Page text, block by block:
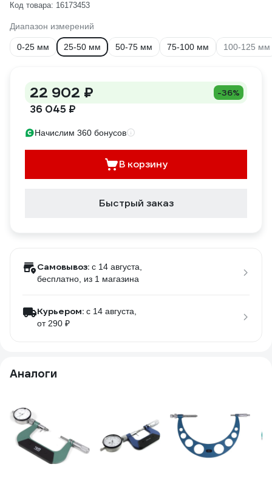
Код товара: 16173453
Диапазон измерений
0-25 мм 25-50 мм 50-75 мм 75-100 мм 100-125 мм
22 902 ₽ -36%
36 045 ₽
Начислим 360 бонусов
В корзину
Быстрый заказ
Самовывоз: c 14 августа,
бесплатно , из 1 магазина
Курьером: c 14 августа,
от 290 ₽
Аналоги